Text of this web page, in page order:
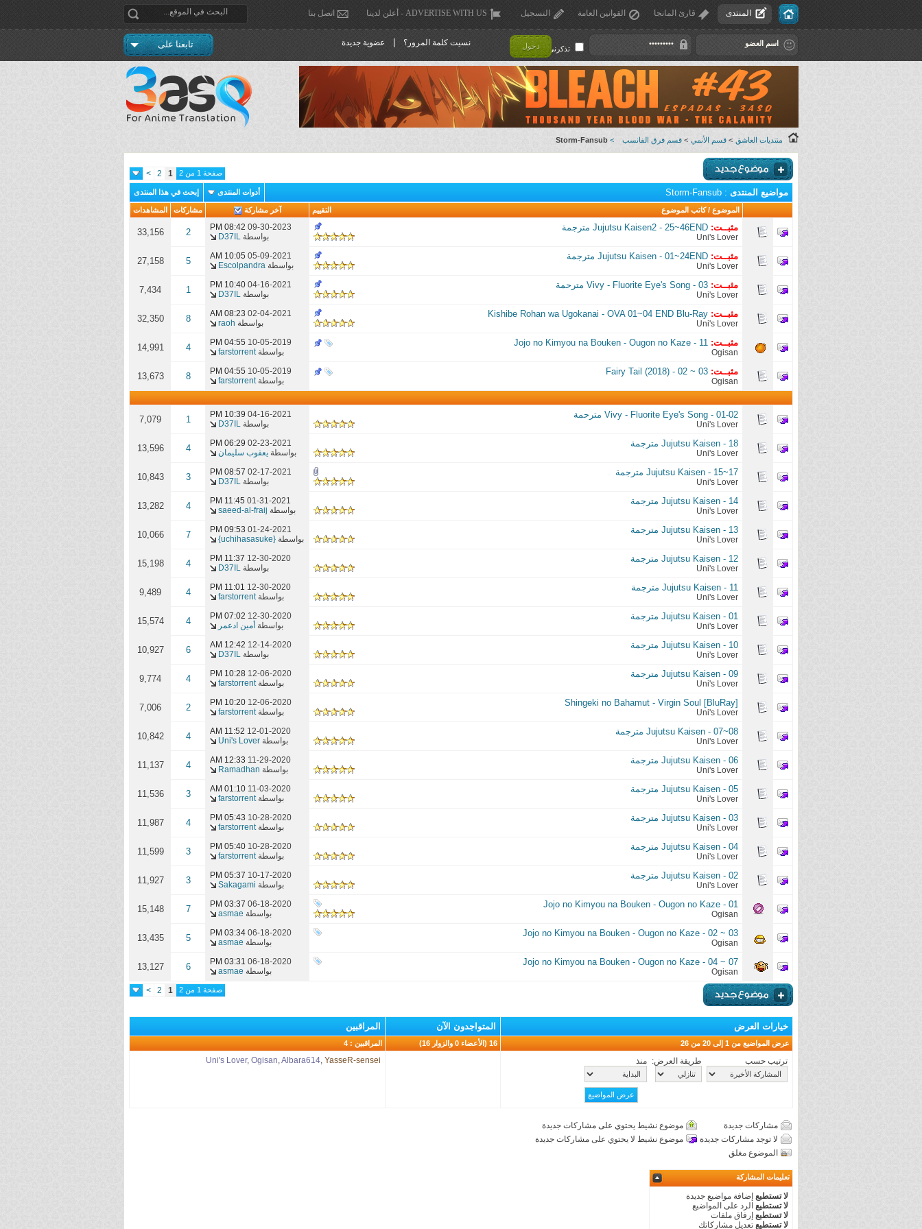
المنتدى قارئ المانجا القوانين العامة التسجيل ADVERTISE WITH US - أعلن لدينا اتصل بنا
تذكرني ! دخول نسيت كلمة المرور؟ عضوية جديدة تابعنا على
منتديات العاشق > قسم الأنمي > قسم فرق الفانسب >
Storm-Fansub
صفحة 1 من 2 1
2
>
مواضيع المنتدى : Storm-Fansub أدوات المنتدى إبحث في هذا المنتدى
التقييم الموضوع /كاتب الموضوع آخر مشاركة مشاركات المشاهدات
مثبــت: Jujutsu Kaisen2 - 25~46END مترجمة
Uni's Lover
09-30-2023
08:42 PM
بواسطة D37IL
2
33,156
مثبــت: Jujutsu Kaisen - 01~24END مترجمة
Uni's Lover
05-09-2021
10:05 AM
بواسطة Escolpandra
5
27,158
مثبــت: Vivy - Fluorite Eye's Song - 03 مترحمة
Uni's Lover
04-16-2021
10:40 PM
بواسطة D37IL
1
7,434
مثبــت: Kishibe Rohan wa Ugokanai - OVA 01~04 END Blu-Ray
Uni's Lover
02-04-2021
08:23 AM
بواسطة raoh
8
32,350
مثبــت: Jojo no Kimyou na Bouken - Ougon no Kaze - 11
Ogisan
10-05-2019
04:55 PM
بواسطةfarstorrent
4
14,991
مثبــت: Fairy Tail (2018) - 02 ~ 03
Ogisan
10-05-2019
04:55 PM
بواسطةfarstorrent
8
13,673
Vivy - Fluorite Eye's Song - 01-02 مترحمة
Uni's Lover
04-16-2021
10:39 PM
بواسطة D37IL
1
7,079
Jujutsu Kaisen - 18 مترجمة
Uni's Lover
02-23-2021
06:29 PM
بواسطة يعقوب سليمان 4
13,596
Jujutsu Kaisen - 15~17 مترجمة
Uni's Lover
02-17-2021
08:57 PM
بواسطة D37IL
3
10,843
Jujutsu Kaisen - 14 مترجمة
Uni's Lover
01-31-2021
11:45 PM
بواسطة saeed-al-fraij
4
13,282
Jujutsu Kaisen - 13 مترجمة
Uni's Lover
01-24-2021
09:53 PM
بواسطة {uchihasasuke}
7
10,066
Jujutsu Kaisen - 12 مترجمة
Uni's Lover
12-30-2020
11:37 PM
بواسطة D37IL
4
15,198
Jujutsu Kaisen - 11 مترجمة
Uni's Lover
12-30-2020
11:01 PM
بواسطةfarstorrent
4
9,489
Jujutsu Kaisen - 01 مترجمة
Uni's Lover
12-30-2020
07:02 PM
بواسطة أمين ادعمر 4
15,574
Jujutsu Kaisen - 10 مترجمة
Uni's Lover
12-14-2020
12:42 AM
بواسطة D37IL
6
10,927
Jujutsu Kaisen - 09 مترجمة
Uni's Lover
12-06-2020
10:28 PM
بواسطةfarstorrent
4
9,774
Shingeki no Bahamut - Virgin Soul [BluRay]
Uni's Lover
12-06-2020
10:20 PM
بواسطةfarstorrent
2
7,006
Jujutsu Kaisen - 07~08 مترجمة
Uni's Lover
12-01-2020
11:52 AM
بواسطة Uni's Lover
4
10,842
Jujutsu Kaisen - 06 مترجمة
Uni's Lover
11-29-2020
12:33 AM
بواسطة Ramadhan
4
11,137
Jujutsu Kaisen - 05 مترجمة
Uni's Lover
11-03-2020
01:10 AM
بواسطةfarstorrent
3
11,536
Jujutsu Kaisen - 03 مترجمة
Uni's Lover
10-28-2020
05:43 PM
بواسطةfarstorrent
4
11,987
Jujutsu Kaisen - 04 مترجمة
Uni's Lover
10-28-2020
05:40 PM
بواسطةfarstorrent
3
11,599
Jujutsu Kaisen - 02 مترجمة
Uni's Lover
10-17-2020
05:37 PM
بواسطة Sakagami
3
11,927
Jojo no Kimyou na Bouken - Ougon no Kaze - 01
Ogisan
06-18-2020
03:37 PM
بواسطة asmae
7
15,148
Jojo no Kimyou na Bouken - Ougon no Kaze - 02 ~ 03
Ogisan
06-18-2020
03:34 PM
بواسطة asmae
5
13,435
Jojo no Kimyou na Bouken - Ougon no Kaze - 04 ~ 07
Ogisan
06-18-2020
03:31 PM
بواسطة asmae
6
13,127
صفحة 1 من 2 1
2
>
خيارات العرض المتواجدون الآن المراقبين
عرض المواضيع من 1 إلى 20 من 26 16 (الأعضاء 0 والزوار 16) المراقبين : 4
ترتيب حسب طريقة العرض: منذ Uni's Lover, Ogisan,Albara614, YasseR-sensei
مشاركات جديدة
موضوع نشيط يحتوي على مشاركات جديدة
لا توجد مشاركات جديدة
موضوع نشيط لا يحتوي على مشاركات جديدة
الموضوع مغلق
تعليمات المشاركة
لا تستطيع إضافة مواضيع جديدة
لا تستطيع الرد على المواضيع
لا تستطيع إرفاق ملفات
لا تستطيع تعديل مشاركاتك